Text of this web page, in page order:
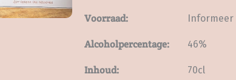
Voorraad:
Alcoholpercentage: 46%
Inhoud: 70cl